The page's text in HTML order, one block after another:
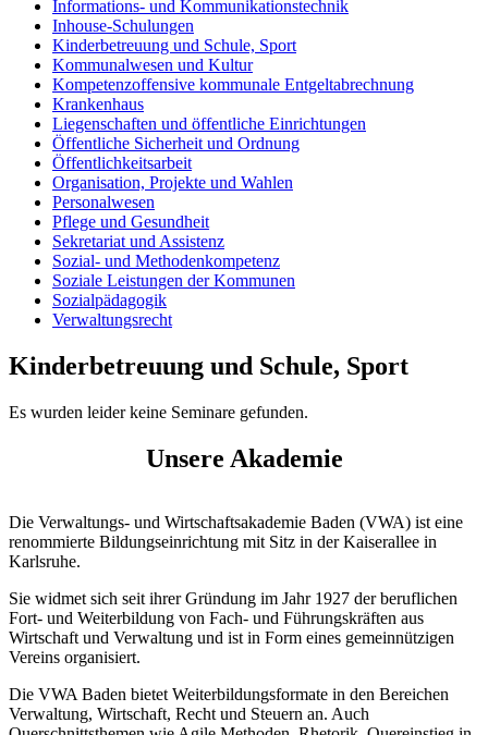
Informations- und Kommunikationstechnik
Inhouse-Schulungen
Kinderbetreuung und Schule, Sport
Kommunalwesen und Kultur
Kompetenzoffensive kommunale Entgeltabrechnung
Krankenhaus
Liegenschaften und öffentliche Einrichtungen
Öffentliche Sicherheit und Ordnung
Öffentlichkeitsarbeit
Organisation, Projekte und Wahlen
Personalwesen
Pflege und Gesundheit
Sekretariat und Assistenz
Sozial- und Methodenkompetenz
Soziale Leistungen der Kommunen
Sozialpädagogik
Verwaltungsrecht
Kinderbetreuung und Schule, Sport
Es wurden leider keine Seminare gefunden.
Unsere Akademie
Die Verwaltungs- und Wirtschaftsakademie Baden (VWA) ist eine
renommierte Bildungseinrichtung mit Sitz in der Kaiserallee in
Karlsruhe.
Sie widmet sich seit ihrer Gründung im Jahr 1927 der beruflichen
Fort- und Weiterbildung von Fach- und Führungskräften aus
Wirtschaft und Verwaltung und ist in Form eines gemeinnützigen
Vereins organisiert.
Die VWA Baden bietet Weiterbildungsformate in den Bereichen
Verwaltung, Wirtschaft, Recht und Steuern an. Auch